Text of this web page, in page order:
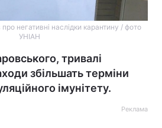
негативні наслідки карантину / фото
УНІАН
тривалі
збільшать терміни
імунітету.
Реклама